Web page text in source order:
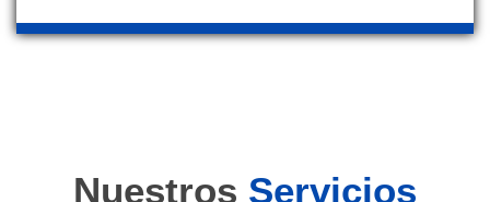
Nuestros Servicios